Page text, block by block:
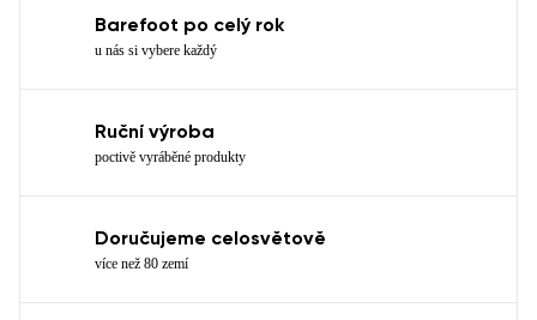
Barefoot po celý rok
u nás si vybere každý
Ruční výroba
poctivě vyráběné produkty
Doručujeme celosvětově
více než 80 zemí